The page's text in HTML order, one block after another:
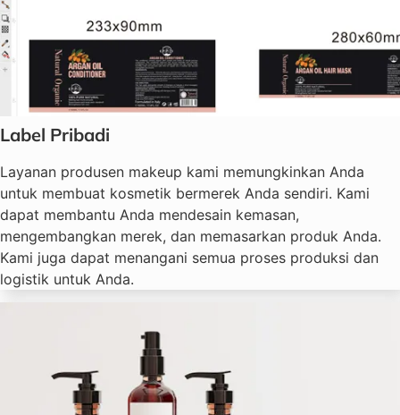
Label Pribadi
Layanan produsen makeup kami memungkinkan Anda
untuk membuat kosmetik bermerek Anda sendiri. Kami
dapat membantu Anda mendesain kemasan,
mengembangkan merek, dan memasarkan produk Anda.
Kami juga dapat menangani semua proses produksi dan
logistik untuk Anda.